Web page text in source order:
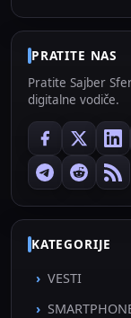
PRATITE NAS
Pratite Sajber
digitalne vodiče.
KATEGORIJE
VESTI